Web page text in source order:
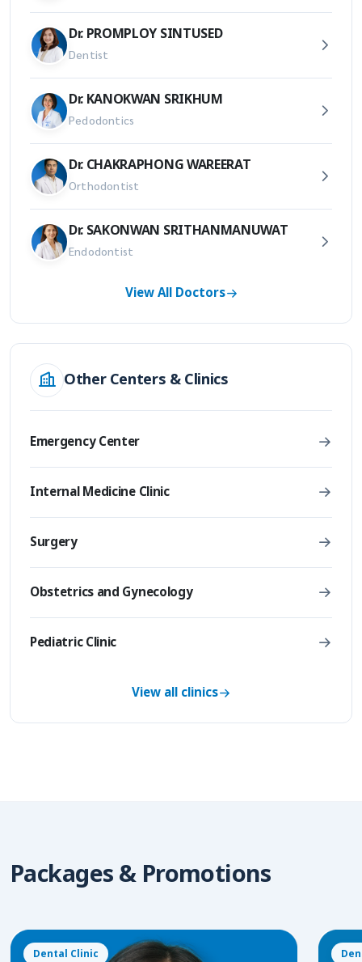
Dr. PROMPLOY SINTUSED
Dentist
Dr. KANOKWAN SRIKHUM
Pedodontics
Dr. CHAKRAPHONG WAREERAT
Orthodontist
Dr. SAKONWAN SRITHANMANUWAT
Endodontist
View All Doctors
Other Centers & Clinics
Emergency Center
Internal Medicine Clinic
Surgery
Obstetrics and Gynecology
Pediatric Clinic
View all clinics
Packages & Promotions
Dental Clinic